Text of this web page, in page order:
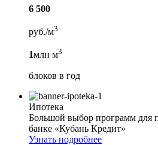
6 500
руб./м3
1млн м3
блоков в год
Ипотека
Большой выбор программ для
банке «Кубань Кредит»
Узнать подробнее